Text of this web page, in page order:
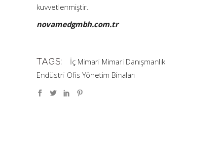
kuvvetlenmiştir.
novamedgmbh.com.tr
TAGS: İç Mimari Mimari Danışmanlık
Endüstri Ofis Yönetim Binaları